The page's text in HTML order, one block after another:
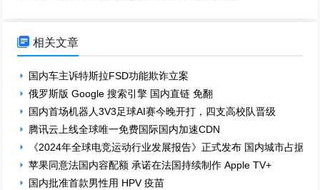
 相关文章
国内车主诉特斯拉FSD功能欺诈立案
俄罗斯版 Google 搜索引擎 国内直链 免翻
国内首场机器人3V3足球AI赛今晚开打，四支高校队晋级
腾讯云上线全球唯一免费国际国内加速CDN
《2024年全球电竞运动行业发展报告》正式发布 国内城市占据前
苹果同意法国内容配额 承诺在法国持续制作 Apple TV+
国内批准首款男性用 HPV 疫苗